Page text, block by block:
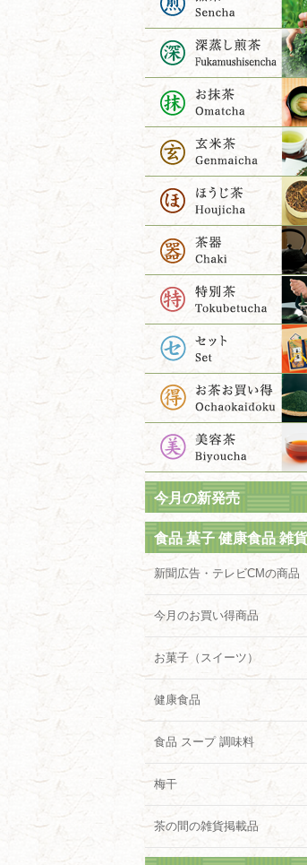
今月の新発売
食品 菓子 健康食品 雑貨
新聞広告・テレビCMの商品
今月のお買い得商品
お菓子（スイーツ）
健康食品
食品 スープ 調味料
梅干
茶の間の雑貨掲載品